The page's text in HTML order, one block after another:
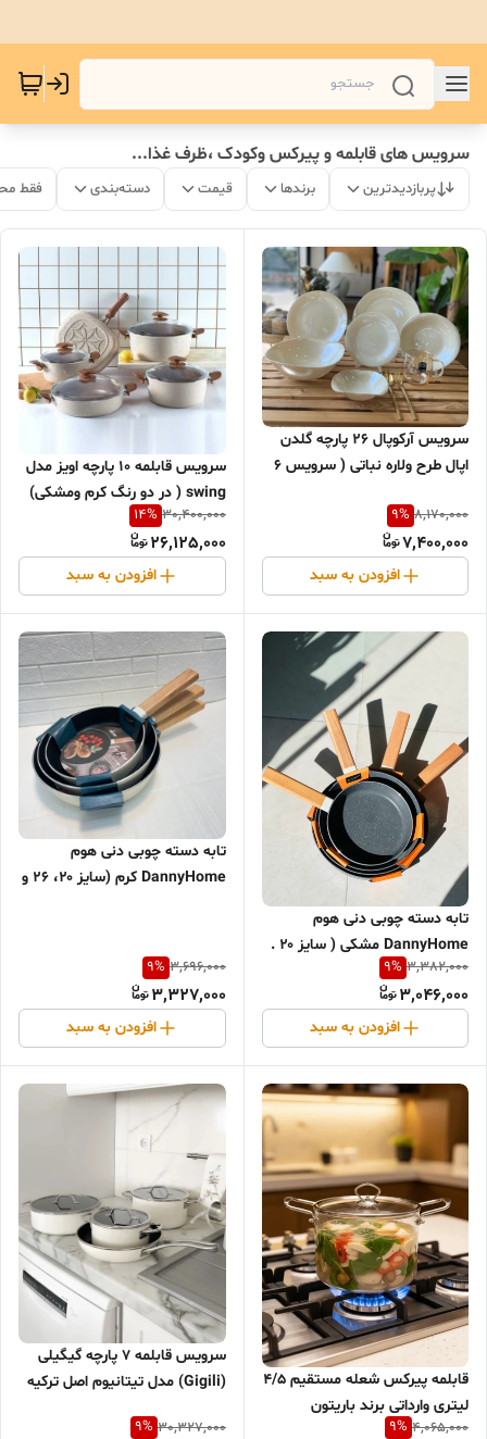
سرویس های قابلمه و پیرکس و‌کودک ،ظرف غذا...
پربازدیدترین برندها قیمت دسته‌بندی فقط
سرويس آركوپال ۲۶ پارچه گلدن
اپال طرح ولاره نباتی ( سرویس ۶
8,170,000
9%
7,400,000
افزودن به سبد
سرویس قابلمه 10 پارچه اویز مدل
swing ( در دو رنگ کرم و‌مشکی)
30,400,000
14%
26,125,000
افزودن به سبد
تابه دسته چوبی دنی هوم
DannyHome مشکی ( سایز ۲۰ .
۲۴ . ۲۶ . ۲۸ سانتی متر )
3,382,000
9%
3,046,000
افزودن به سبد
تابه دسته چوبی دنی هوم
DannyHome کرم (سایز ۲۰، ۲۶ و
3,696,000
9%
3,327,000
افزودن به سبد
قابلمه پیرکس شعله مستقیم ۴/۵
لیتری وارداتی برند باریتون
4,065,000
9%
سرویس قابلمه ۷ پارچه گیگیلی
(Gigili) مدل تیتانیوم اصل ترکیه
30,327,000
9%